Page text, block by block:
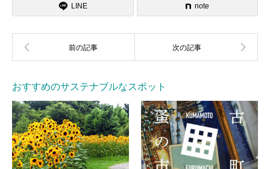
LINE note
おすすめのサステナブルなスポット